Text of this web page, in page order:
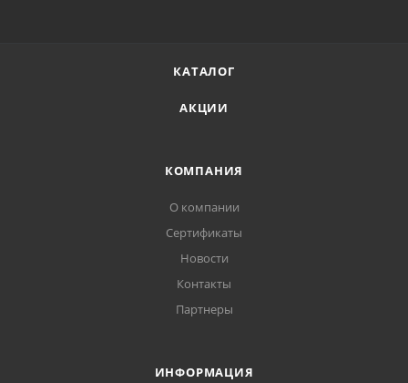
КАТАЛОГ
АКЦИИ
КОМПАНИЯ
О компании
Сертификаты
Новости
Контакты
Партнеры
ИНФОРМАЦИЯ